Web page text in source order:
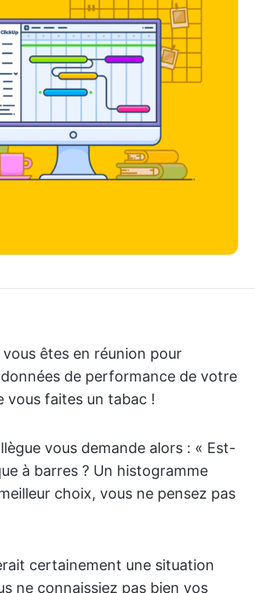
êtes en réunion pour
de performance de votre
vous faites un tabac !
vous demande alors : « Est-
à barres ? Un histogramme
choix, vous ne pensez pas
certainement une situation
ne connaissiez pas bien vos